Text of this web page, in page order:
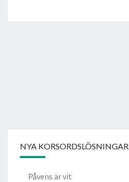
NYA KORSORDSLÖSNINGAR
Påvens är vit